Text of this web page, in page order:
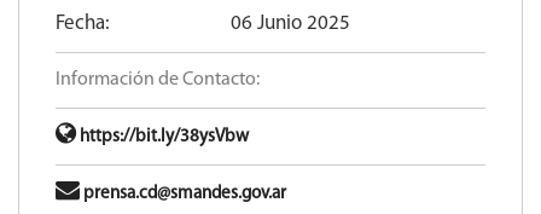
Fecha: 06 Junio 2025
Información de Contacto:
https://bit.ly/38ysVbw
prensa.cd@smandes.gov.ar